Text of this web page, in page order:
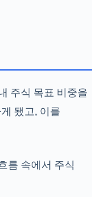
주식 목표 비중을
됐고, 이를
름 속에서 주식